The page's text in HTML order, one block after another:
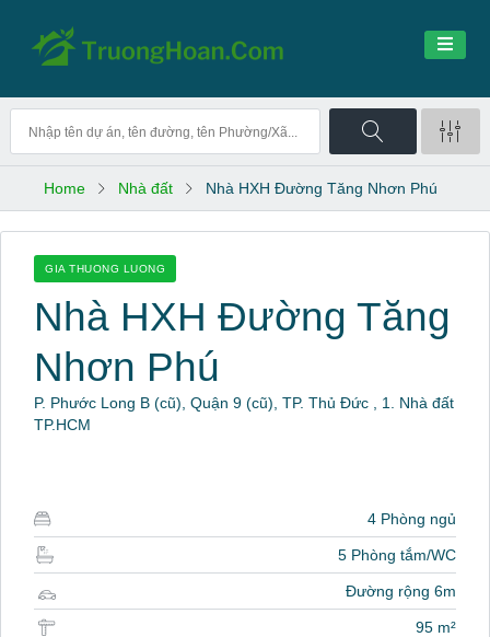
Home Nhà đất Nhà HXH Đường Tăng Nhơn Phú
GIA THUONG LUONG
Nhà HXH Đường Tăng
Nhơn Phú
P. Phước Long B (cũ), Quận 9 (cũ), TP. Thủ Đức , 1. Nhà đất
TP.HCM
4 Phòng ngủ
5 Phòng tắm/WC
Đường rộng 6m
95 m²